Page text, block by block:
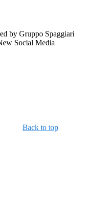
by Gruppo Spaggiari
Social Media
Back to top